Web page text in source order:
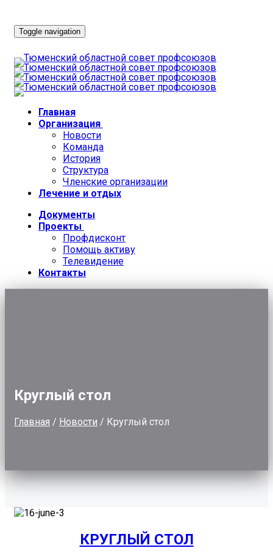
Toggle navigation
Главная
Организация
Новости
Команда
История
Структура
Членские организации
Лечение и отдых
Документы
Проекты
Профдисконт
Помощь активу
Телевидение
Контакты
Круглый стол
Главная / Новости / Круглый стол
КРУГЛЫЙ СТОЛ